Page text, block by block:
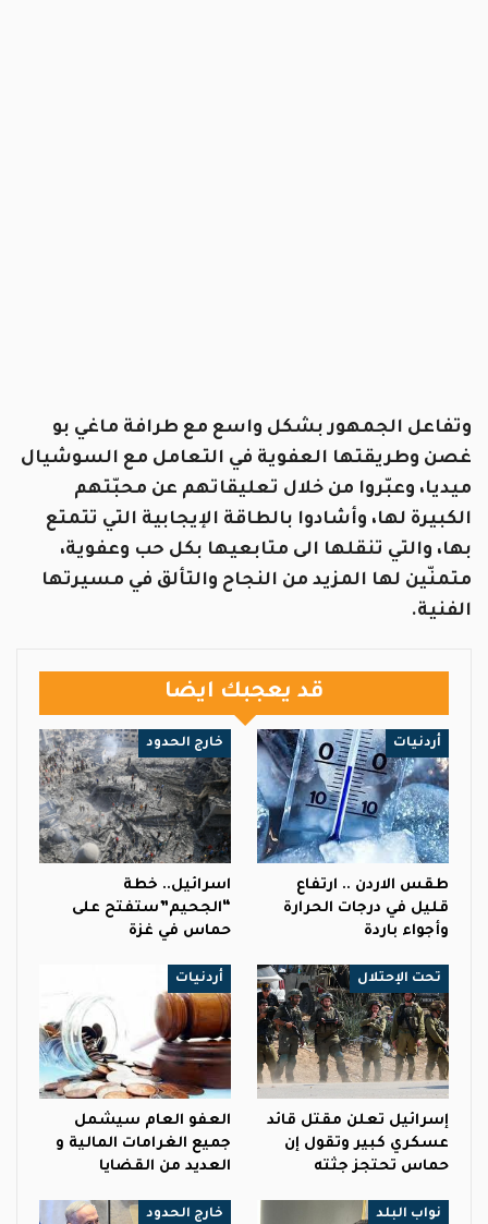
وتفاعل الجمهور بشكل واسع مع طرافة ماغي بو
غصن وطريقتها العفوية في التعامل مع السوشيال
ميديا، وعبّروا من خلال تعليقاتهم عن محبّتهم
الكبيرة لها، وأشادوا بالطاقة الإيجابية التي تتمتع
بها، والتي تنقلها الى متابعيها بكل حب وعفوية،
متمنّين لها المزيد من النجاح والتألق في مسيرتها
الفنية.
قد يعجبك ايضا
أردنيات
طقس الاردن .. ارتفاع
قليل في درجات الحرارة
وأجواء باردة
خارج الحدود
اسرائيل.. خطة
“الجحيم”ستفتح على
حماس في غزة
تحت الإحتلال
إسرائيل تعلن مقتل قائد
عسكري كبير وتقول إن
حماس تحتجز جثته
أردنيات
العفو العام سيشمل
جميع الغرامات المالية و
العديد من القضايا
نواب البلد خارج الحدود